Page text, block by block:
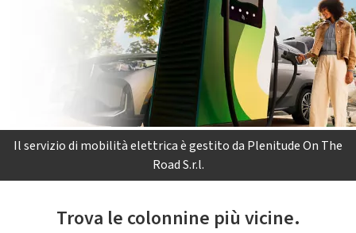
Il servizio di mobilità elettrica è gestito da Plenitude On The
Road S.r.l.
Trova le colonnine più vicine.